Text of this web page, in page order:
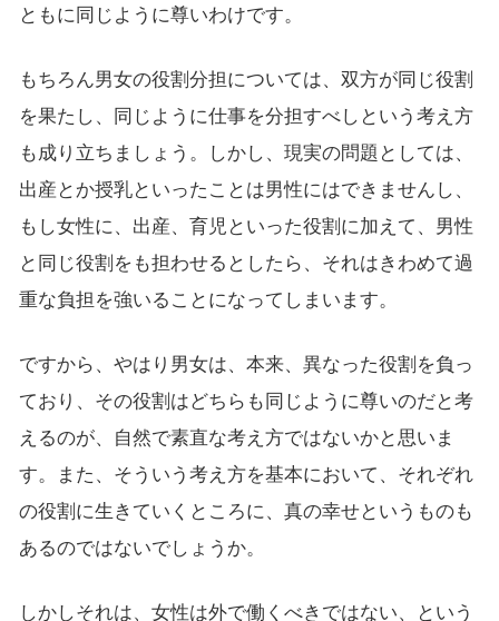
ともに同じように尊いわけです。
もちろん男女の役割分担については、双方が同じ役割
を果たし、同じように仕事を分担すべしという考え方
も成り立ちましょう。しかし、現実の問題としては、
出産とか授乳といったことは男性にはできませんし、
もし女性に、出産、育児といった役割に加えて、男性
と同じ役割をも担わせるとしたら、それはきわめて過
重な負担を強いることになってしまいます。
ですから、やはり男女は、本来、異なった役割を負っ
ており、その役割はどちらも同じように尊いのだと考
えるのが、自然で素直な考え方ではないかと思いま
す。また、そういう考え方を基本において、それぞれ
の役割に生きていくところに、真の幸せというものも
あるのではないでしょうか。
しかしそれは、女性は外で働くべきではない、という